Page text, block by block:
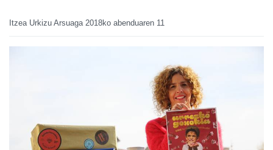
Itzea Urkizu Arsuaga 2018ko abenduaren 11